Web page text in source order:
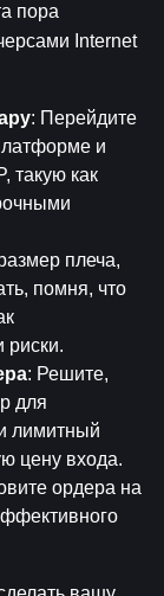
пора
Internet
: Перейдите
и
такую как
плеча,
помня, что
риски.
: Решите,
для
лимитный
цену входа.
ордера на